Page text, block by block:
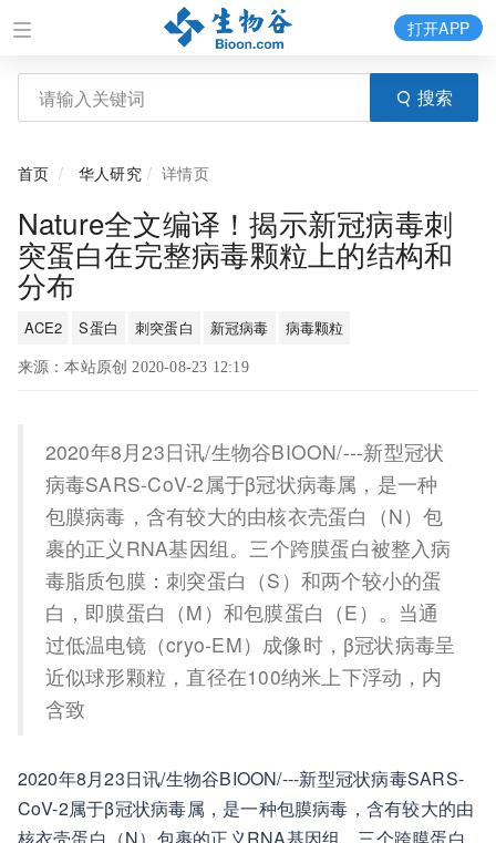
搜索
打开APP
首页 华人研究 详情页
Nature全文编译！揭示新冠病毒刺
突蛋白在完整病毒颗粒上的结构和
分布
ACE2 S蛋白 刺突蛋白 新冠病毒 病毒颗粒
来源：本站原创 2020-08-23 12:19
2020年8月23日讯/生物谷BIOON/---新型冠状
病毒SARS-CoV-2属于β冠状病毒属，是一种
包膜病毒，含有较大的由核衣壳蛋白（N）包
裹的正义RNA基因组。三个跨膜蛋白被整入病
毒脂质包膜：刺突蛋白（S）和两个较小的蛋
白，即膜蛋白（M）和包膜蛋白（E）。当通
过低温电镜（cryo-EM）成像时，β冠状病毒呈
近似球形颗粒，直径在100纳米上下浮动，内
含致
2020年8月23日讯/生物谷BIOON/---新型冠状病毒SARS-
CoV-2属于β冠状病毒属，是一种包膜病毒，含有较大的由